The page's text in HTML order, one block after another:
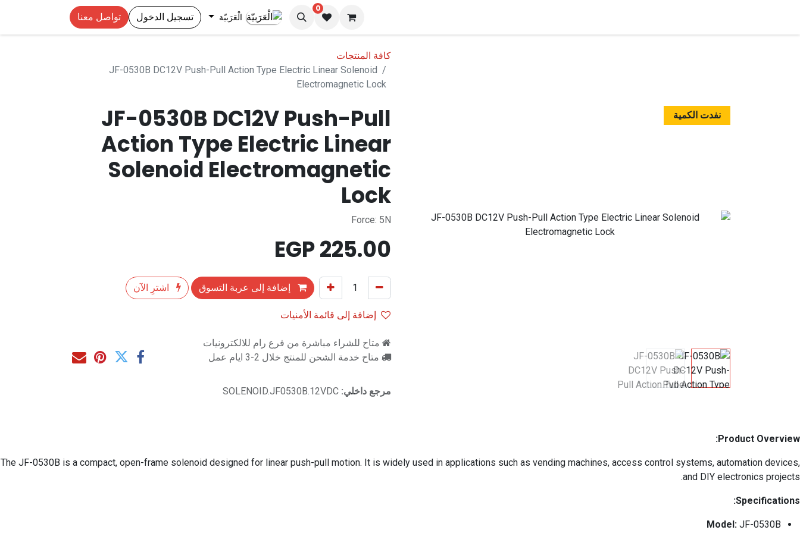
0
الْعَرَبيّة تسجيل الدخول تواصل معنا
كافة المنتجات
JF-0530B DC12V Push-Pull Action Type Electric Linear Solenoid
Electromagnetic Lock
نفدت الكمية
JF-0530B DC12V Push-Pull
Action Type Electric Linear
Solenoid Electromagnetic
Lock
Force: 5N
225.00
إضافة إلى عربة التسوق
اشترِ الآن
إضافة إلى قائمة الأمنيات
متاح للشراء مباشرة من فرع رام للالكترونيات
متاح خدمة الشحن للمنتج خلال 2-3 ايام عمل
مرجع داخلي: SOLENOID.JF0530B.12VDC
Product Overview:
The JF-0530B is a compact, open-frame solenoid designed for linear push-pull motion. It is widely used in applications such as vending machines, access control systems, automation devices,
and DIY electronics projects.
Specifications:
Model: JF-0530B